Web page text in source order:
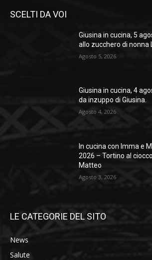
SCELTI DA VOI
Giusina in cucina, 5
allo zucchero di nonna
Agosto 5, 2026
Giusina in cucina, 4
da inzuppo di Giusina.
Agosto 4, 2026
In cucina con Imma e
2026 – Tortino al
Matteo
Agosto 3, 2026
LE CATEGORIE DEL SITO
News
Salute